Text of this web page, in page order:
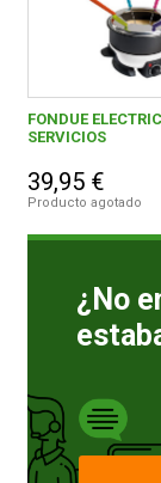
FONDUE
SERVICIOS
39,95 €
Producto agotado
¿No